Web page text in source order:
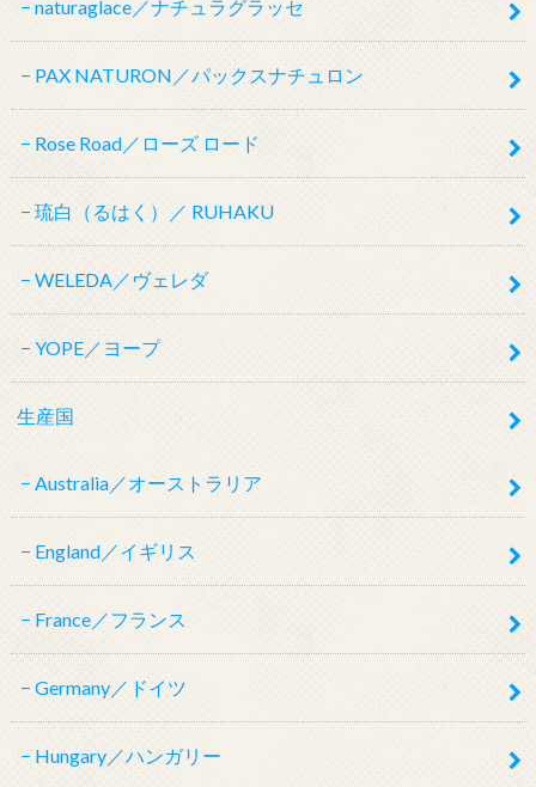
naturaglace／ナチュラグラッセ
PAX NATURON／パックスナチュロン
Rose Road／ローズ ロード
琉白（るはく）／ RUHAKU
WELEDA／ヴェレダ
YOPE／ヨープ
生産国
Australia／オーストラリア
England／イギリス
France／フランス
Germany／ドイツ
Hungary／ハンガリー